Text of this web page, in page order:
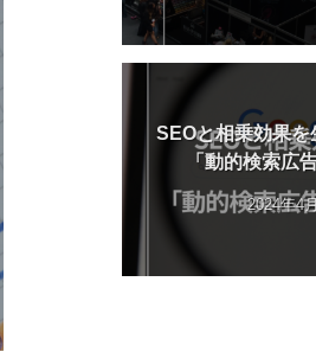
SEOと相乗効果
「動的検索広
2024年4